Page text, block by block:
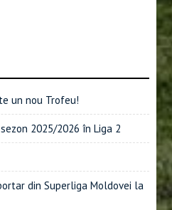
un nou Trofeu!
2025/2026 în Liga 2
din Superliga Moldovei la